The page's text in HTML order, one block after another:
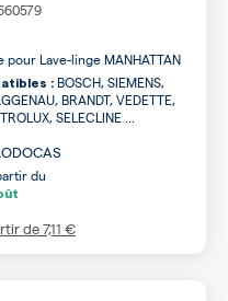
Lave-linge MANHATTAN
: BOSCH, SIEMENS,
BRANDT, VEDETTE,
SELECLINE ...
du
de7,11 €